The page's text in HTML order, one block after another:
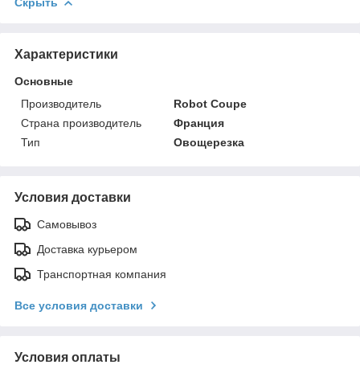
Характеристики
Основные
Производитель
Robot Coupe
Страна производитель
Франция
Тип
Овощерезка
Условия доставки
Самовывоз
Доставка курьером
Транспортная компания
Все условия доставки
Условия оплаты